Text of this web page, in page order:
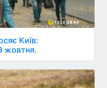
Київ:
жовтня.